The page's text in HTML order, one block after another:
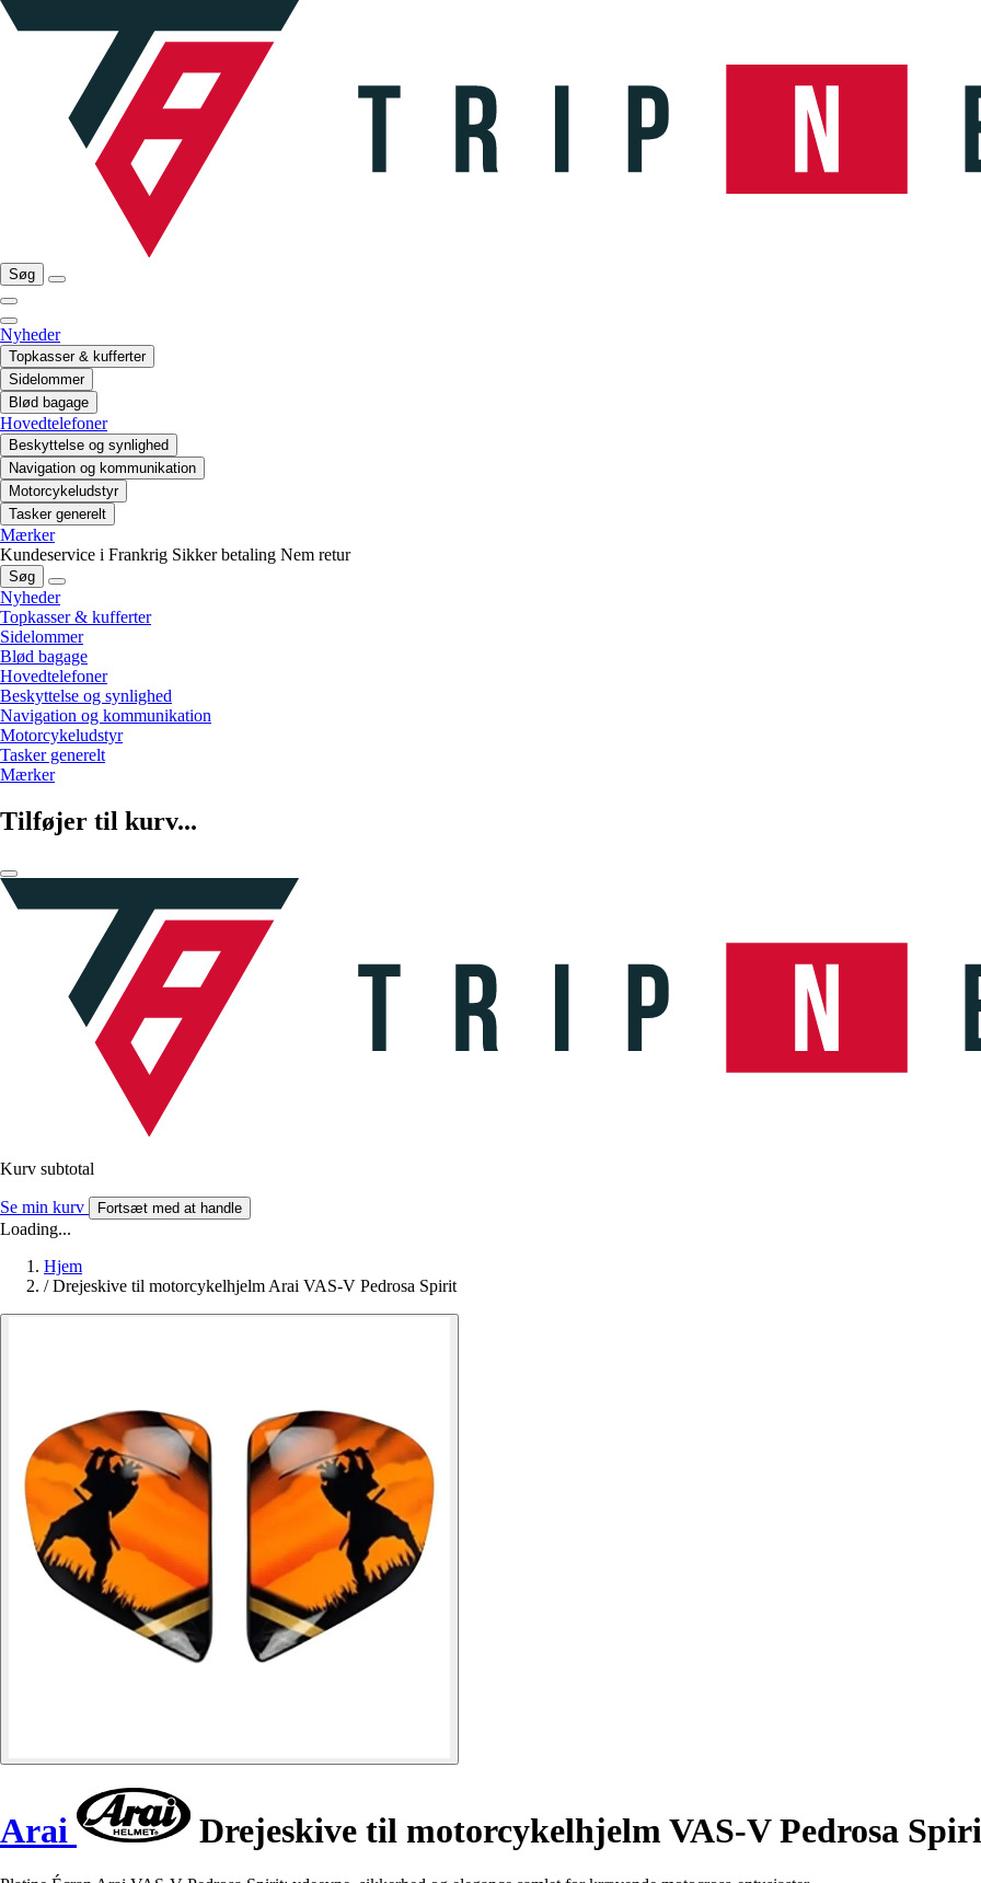
Søg
Nyheder
Topkasser & kufferter
Sidelommer
Blød bagage
Hovedtelefoner
Beskyttelse og synlighed
Navigation og kommunikation
Motorcykeludstyr
Tasker generelt
Mærker
Kundeservice i Frankrig Sikker betaling Nem retur
Søg
Nyheder
Topkasser & kufferter
Sidelommer
Blød bagage
Hovedtelefoner
Beskyttelse og synlighed
Navigation og kommunikation
Motorcykeludstyr
Tasker generelt
Mærker
Tilføjer til kurv...
Kurv subtotal
Se min kurv Fortsæt med at handle
Loading...
Hjem
/ Drejeskive til motorcykelhjelm Arai VAS-V Pedrosa Spirit
Arai Drejeskive til motorcykelhjelm VAS-V Pedrosa